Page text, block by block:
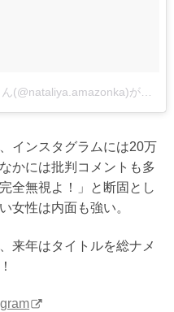
Nataliya Kuznetsova RPS TEAMさん(@nataliya.amazonka)がシェアした投稿
インスタグラムには20万
かには批判コメントも多
全無視よ！」と断固とし
女性は内面も強い。
来年はタイトルを総ナメ